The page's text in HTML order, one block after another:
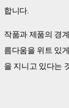
합니다.
작품과 제품의 경
름다움을 위트 있
을 지니고 있다는